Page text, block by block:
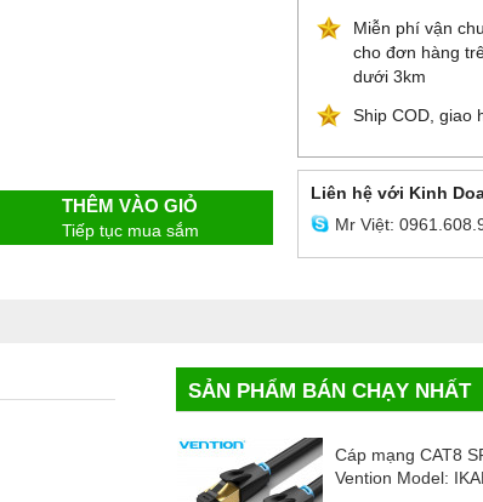
THÊM VÀO GIỎ
Tiếp tục mua sắm
Miễn phí vận
cho đơn hàng
dưới 3km
Ship COD, giao
Liên hệ với Kinh
Mr Việt:
SẢN PHẨM BÁN CHẠY NHẤT
Cáp mạng CAT8
Vention Model: